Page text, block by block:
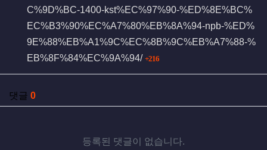
C%9D%BC-1400-kst%EC%97%90-%ED%8E%BC%
EC%B3%90%EC%A7%80%EB%8A%94-npb-%ED%
9E%88%EB%A1%9C%EC%8B%9C%EB%A7%88-%
EB%8F%84%EC%9A%94/
216회 연결
댓글 0
등록된 댓글이 없습니다.